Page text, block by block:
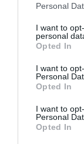
Personal
I want to
personal
Opted In
I want to
Personal
Opted In
I want to
Personal
Opted In
νύχτα
μένει, του
Θάνου
Αλεξανδρή
σκηνοθεσία
Αστέριου
Πελτέκη
στο Θέατρο